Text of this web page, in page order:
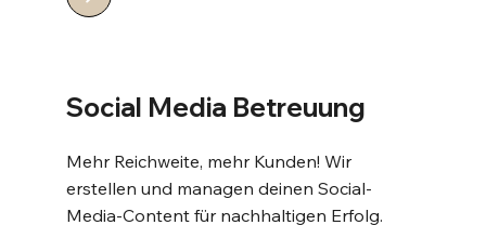
Social Media Betreuung
Mehr Reichweite, mehr Kunden! Wir
erstellen und managen deinen Social-
Media-Content für nachhaltigen Erfolg.